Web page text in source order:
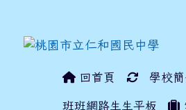
回首頁 學校
班班網路生生平板